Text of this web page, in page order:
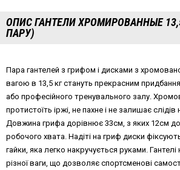
ОПИС ГАНТЕЛИ ХРОМИРОВАННЫЕ
ПАРУ)
Пара гантелей з грифом і дисками з
вагою в 13,5 кг стануть прекрасним
або професійного тренувального залу.
протистоїть іржі, не пахне і не залишає
Довжина грифа дорівнює 33см, з яких 12см
робочого хвата. Надіті на гриф диски
гайки, яка легко накручується руками.
різної ваги, що дозволяє спортсменові